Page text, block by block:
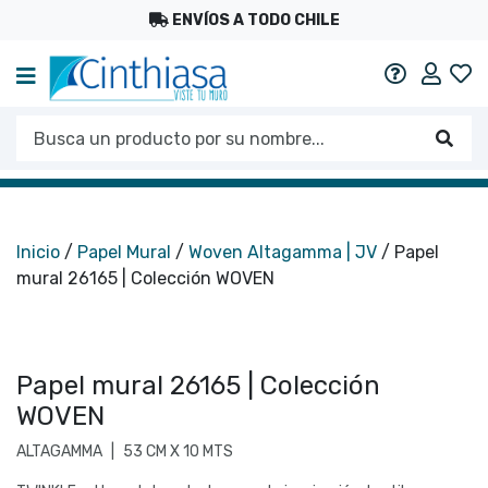
ENVÍOS A TODO CHILE
Mi
Busca un producto por su nombre...
Inicio / Papel Mural / Woven Altagamma | JV / Papel
mural 26165 | Colección WOVEN
Papel mural 26165 | Colección
WOVEN
ALTAGAMMA 53 CM X 10 MTS